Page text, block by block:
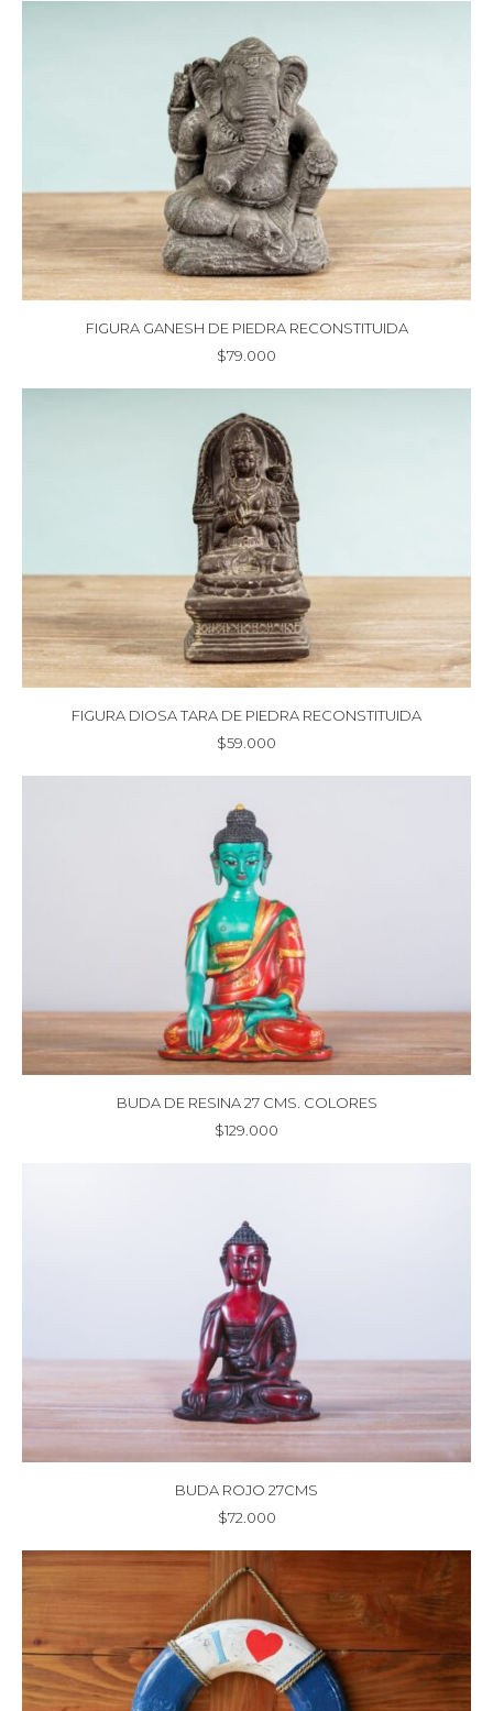
FIGURA GANESH DE PIEDRA RECONSTITUIDA
$79.000
FIGURA DIOSA TARA DE PIEDRA RECONSTITUIDA
$59.000
BUDA DE RESINA 27 CMS. COLORES
$129.000
BUDA ROJO 27CMS
$72.000